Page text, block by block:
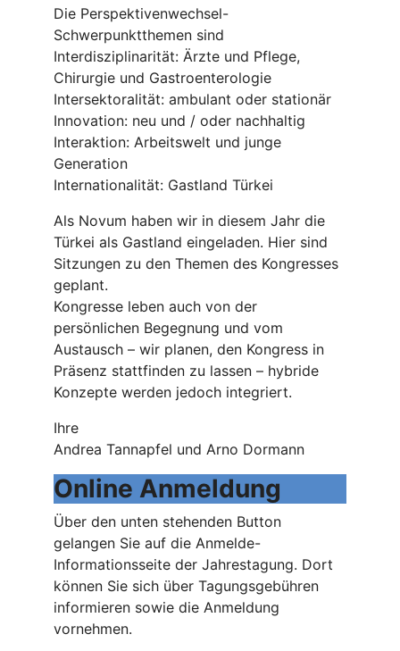
Die Perspektivenwechsel-
Schwerpunktthemen sind
Interdisziplinarität: Ärzte und Pflege,
Chirurgie und Gastroenterologie
Intersektoralität: ambulant oder stationär
Innovation: neu und / oder nachhaltig
Interaktion: Arbeitswelt und junge
Generation
Internationalität: Gastland Türkei
Als Novum haben wir in diesem Jahr die
Türkei als Gastland eingeladen. Hier sind
Sitzungen zu den Themen des Kongresses
geplant.
Kongresse leben auch von der
persönlichen Begegnung und vom
Austausch – wir planen, den Kongress in
Präsenz stattfinden zu lassen – hybride
Konzepte werden jedoch integriert.
Ihre
Andrea Tannapfel und Arno Dormann
Online Anmeldung
Über den unten stehenden Button
gelangen Sie auf die Anmelde-
Informationsseite der Jahrestagung. Dort
können Sie sich über Tagungsgebühren
informieren sowie die Anmeldung
vornehmen.